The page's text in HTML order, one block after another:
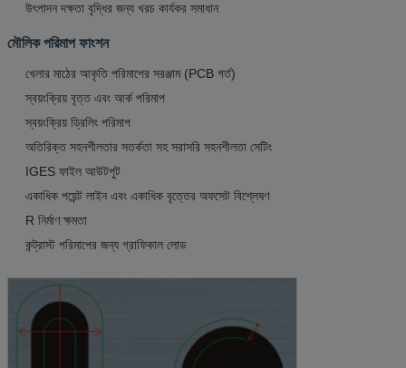
উৎপাদন দক্ষতা বৃদ্ধির জন্য খরচ কার্যকর সমাধান
মৌলিক পরিমাপ ফাংশন
খেলার মাঠের আকৃতি পরিমাপের সরঞ্জাম (PCB গর্ত)
স্বয়ংক্রিয় বৃত্ত এবং আর্ক পরিমাপ
স্বয়ংক্রিয় ড্রিলিং পরিমাপ
অতিরিক্ত সহনশীলতার সতর্কতা সহ সরাসরি সহনশীলতা সেটিং
IGES ফাইল আউটপুট
একাধিক পয়েন্ট লাইন এবং একাধিক বৃত্তের অফসেট বিশ্লেষণ
R নির্মাণ ক্ষমতা
কন্ট্রাস্ট পরিমাপের জন্য গ্রাফিকাল লোড